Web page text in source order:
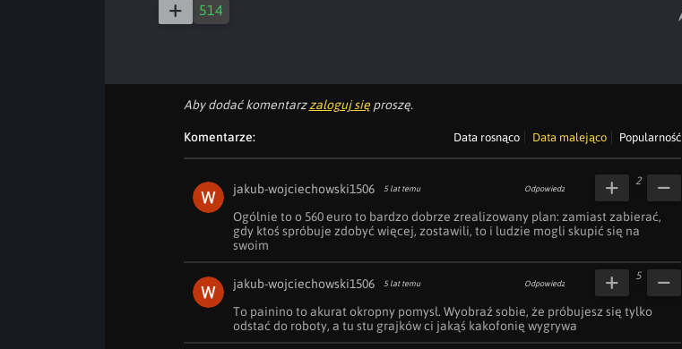
514
Aby dodać komentarzzaloguj sięproszę.
Komentarze: Data rosnąco Data malejąco Popularność
jakub-wojciechowski1506 5 lat temu Odpowiedz
Ogólnie to o 560 euro to bardzo dobrze zrealizowany plan: zamiast zabierać,
gdy ktoś spróbuje zdobyć więcej, zostawili, to i ludzie mogli skupić się na
swoim
2
jakub-wojciechowski1506 5 lat temu Odpowiedz
To painino to akurat okropny pomysł. Wyobraź sobie, że próbujesz się tylko
odstać do roboty, a tu stu grajków ci jakąś kakofonię wygrywa
5